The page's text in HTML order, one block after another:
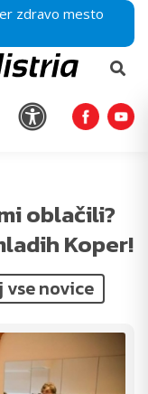
zdravo mesto
oblačili?
Koper!
vse novice